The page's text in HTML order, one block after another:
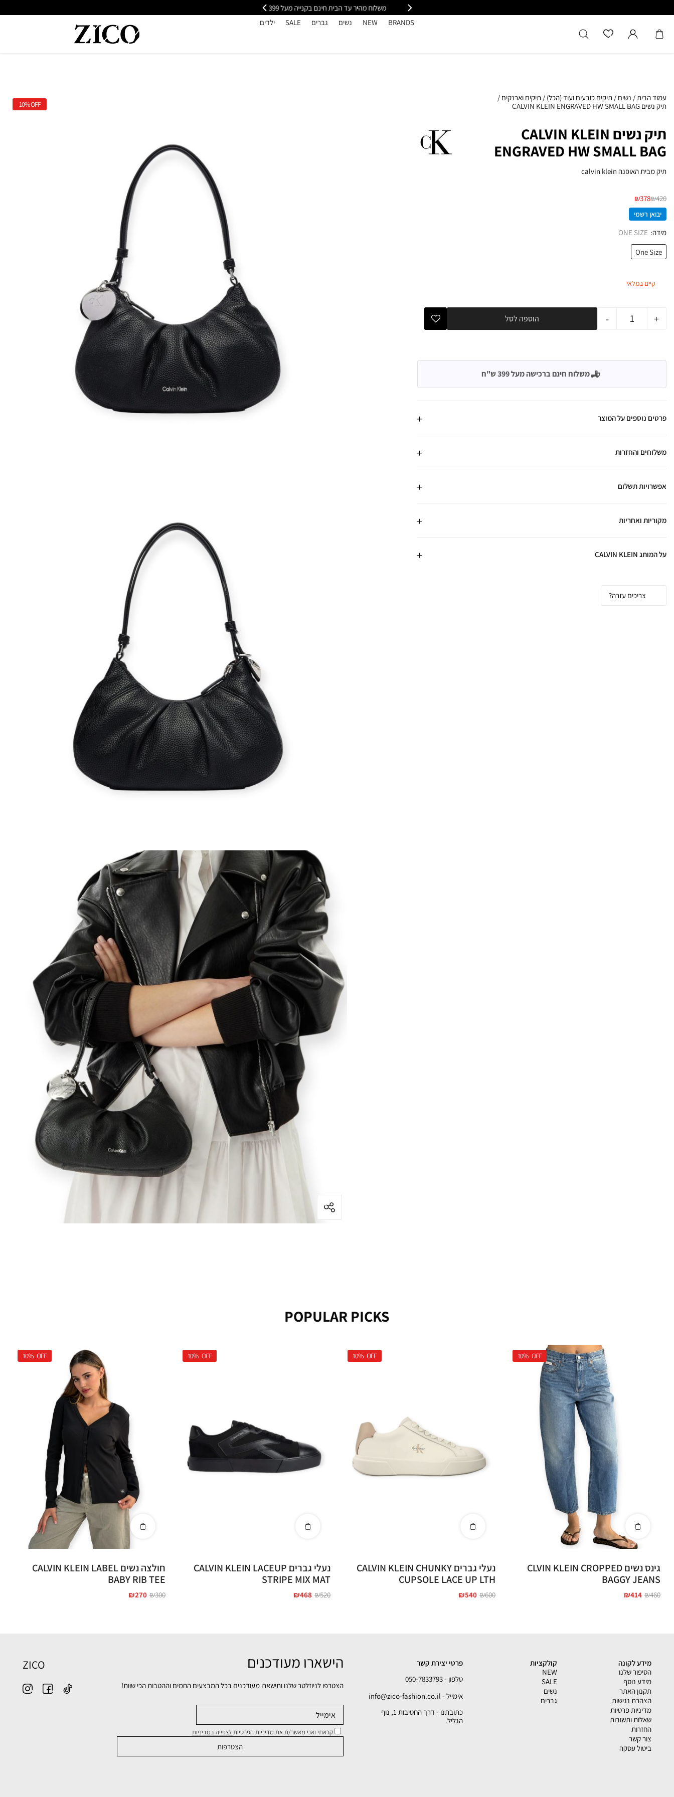
משלוח מהיר עד הבית חינם בקנייה מעל 399
BRANDS
NEW נשים גברים SALE ילדים
10%OFF
עמוד הבית/ נשים / תיקים כובעים ועוד (הכל) / תיקים וארנקים /
תיק נשים CALVIN KLEIN ENGRAVED HW SMALL BAG
תיק נשים CALVIN KLEIN
ENGRAVED HW SMALL BAG
תיק מבית האופנה calvin klein
₪420
₪378
יבואן רשמי
מידה ONE SIZE
One Size
קיים במלאי
- + הוספה לסל
משלוח חינם ברכישה מעל 399 ש"ח
פרטים נוספים על המוצר
משלוחים והחזרות
אפשרויות תשלום
מקוריות ואחריות
על המותג CALVIN KLEIN
צריכים עזרה?
POPULAR PICKS
10% OFF
גינס נשים CLVIN KLEIN CROPPED
BAGGY JEANS
₪460
₪414
10% OFF
נעלי גברים CALVIN KLEIN CHUNKY
CUPSOLE LACE UP LTH
₪600
₪540
10% OFF
נעלי גברים CALVIN KLEIN LACEUP
STRIPE MIX MAT
₪520
₪468
10% OFF
חולצה נשים CALVIN KLEIN LABEL
BABY RIB TEE
₪300
₪270
מידע לקונה
הסיפור שלנו
מידע נוסף
תקנון האתר
הצהרת נגישות
מדיניות פרטיות
שאלות ותשובות
החזרות
צור קשר
ביטול עסקה
קולקציות
NEW
SALE
נשים
גברים
פרטי יצירת קשר
טלפון - 050-7833793
אימייל - info@zico-fashion.co.il
כתובתנו - דרך החטיבות 1, נוף
הגליל.
הישארו מעודכנים
הצטרפו לניוזלטר שלנו ותישארו מעודכנים בכל המבצעים החמים וההטבות הכי שוות!
קראתי ואני מאשר/ת את מדיניות הפרטיותלצפייה במדיניות
ZICO